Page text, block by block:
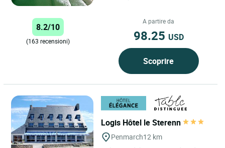
8.2/10
(163 recensioni)
A partire da
98.25 USD
Scoprire
Logis Hôtel le Sterenn
Penmarch12 km